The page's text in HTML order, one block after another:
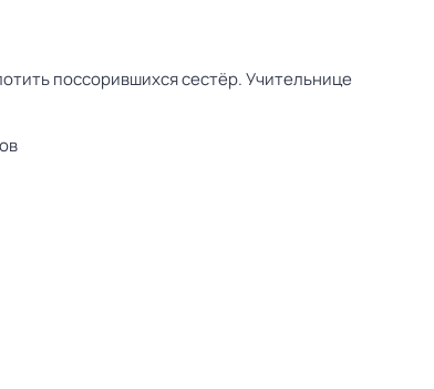
поссорившихся сестёр. Учительнице